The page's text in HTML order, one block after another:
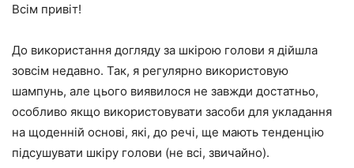
Всім привіт!
До використання догляду за шкірою голови я дійшла
зовсім недавно. Так, я регулярно використовую
шампунь, але цього виявилося не завжди достатньо,
особливо якщо використовувати засоби для укладання
на щоденній основі, які, до речі, ще мають тенденцію
підсушувати шкіру голови (не всі, звичайно).